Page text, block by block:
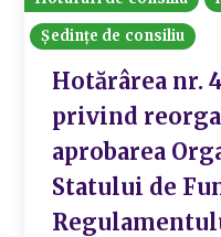
Ședințe de consiliu
Hotărârea nr.
privind
aprobarea
Statului de